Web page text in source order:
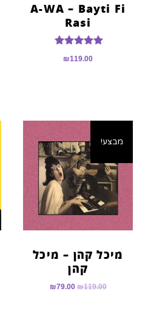
A-WA – Bayti Fi
Rasi
5.00
₪119.00
מבצע!
מיכל קהן – מיכל
קהן
₪119.00
₪79.00